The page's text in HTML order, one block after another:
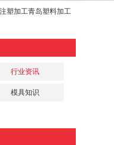
塑加工青岛塑料加工
行业资讯
模具知识